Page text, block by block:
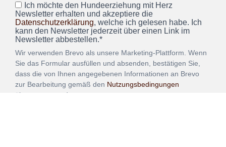
Ich möchte den Hundeerziehung mit Herz
Newsletter erhalten und akzeptiere die
Datenschutzerklärung, welche ich gelesen habe. Ich
kann den Newsletter jederzeit über einen Link im
Newsletter abbestellen.*
Wir verwenden Brevo als unsere Marketing-Plattform. Wenn
Sie das Formular ausfüllen und absenden, bestätigen Sie,
dass die von Ihnen angegebenen Informationen an Brevo
zur Bearbeitung gemäß den Nutzungsbedingungen
übertragen werden.